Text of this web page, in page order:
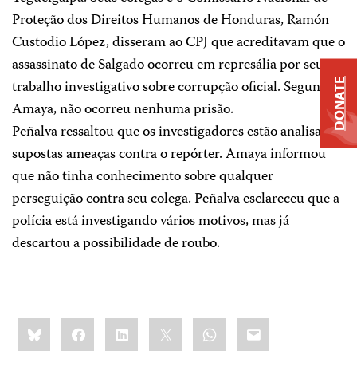
Proteção dos Direitos Humanos de Honduras,Ramón
Custodio López, disseram ao CPJ que acreditavam que o
assassinato de Salgado ocorreu em represália por seu
trabalho investigativo sobre corrupção oficial. Segundo
Amaya, não ocorreu nenhuma prisão.
Peñalva ressaltou que os investigadores estão analisando
supostas ameaças contra o repórter.Amaya informou
que não tinha conhecimento sobre qualquer
perseguição contra seu colega. Peñalva esclareceu que a
polícia está investigando vários motivos, mas já
descartou a possibilidade de roubo.
Share
this:BlueskyFacebookLinkedIn WhatsApp
Email
DONATE